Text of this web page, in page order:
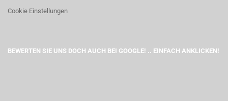
Cookie Einstellungen
BEWERTEN SIE UNS DOCH AUCH BEI GOOGLE! .. EINFACH ANKLICKEN!